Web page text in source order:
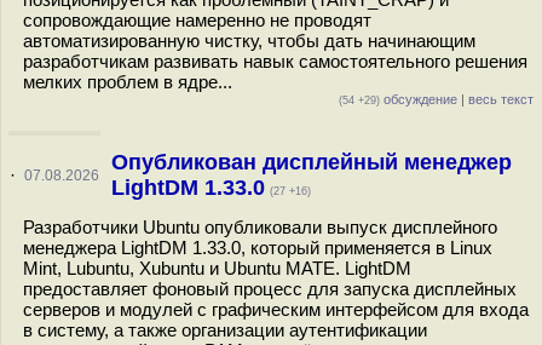
сопровождающие намеренно не проводят
автоматизированную чистку, чтобы дать начинающим
разработчикам развивать навык самостоятельного решения
мелких проблем в ядре...
(54 +29) обсуждение | весь текст
· 07.08.2026
Опубликован дисплейный менеджер
LightDM 1.33.0 (27 +16)
Разработчики Ubuntu опубликовали выпуск дисплейного
менеджера LightDM 1.33.0, который применяется в Linux
Mint, Lubuntu, Xubuntu и Ubuntu MATE. LightDM
предоставляет фоновый процесс для запуска дисплейных
серверов и модулей с графическим интерфейсом для входа
в систему, а также организации аутентификации